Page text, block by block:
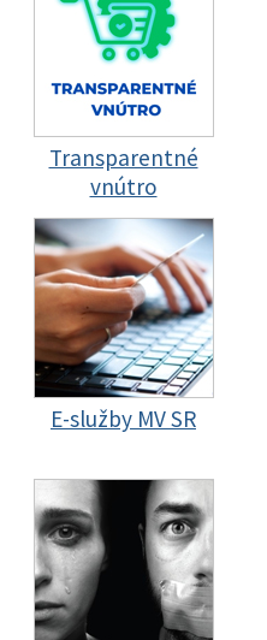
Transparentné
vnútro
E-služby MV SR